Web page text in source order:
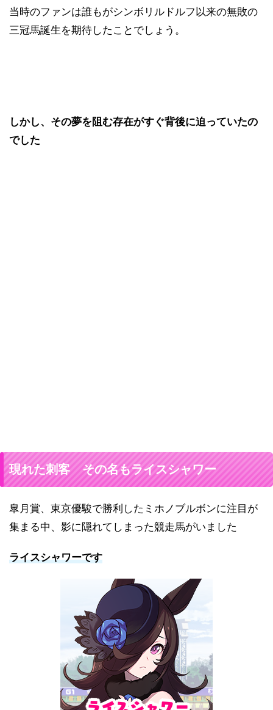
当時のファンは誰もがシンボリルドルフ以来の無敗の
三冠馬誕生を期待したことでしょう。
しかし、その夢を阻む存在がすぐ背後に迫っていたの
でした
現れた刺客 その名もライスシャワー
皐月賞、東京優駿で勝利したミホノブルボンに注目が
集まる中、影に隠れてしまった競走馬がいました
ライスシャワーです